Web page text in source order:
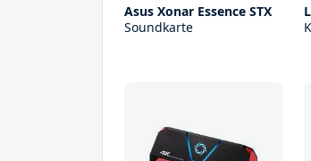
Asus Xonar Essence STX
Soundkarte